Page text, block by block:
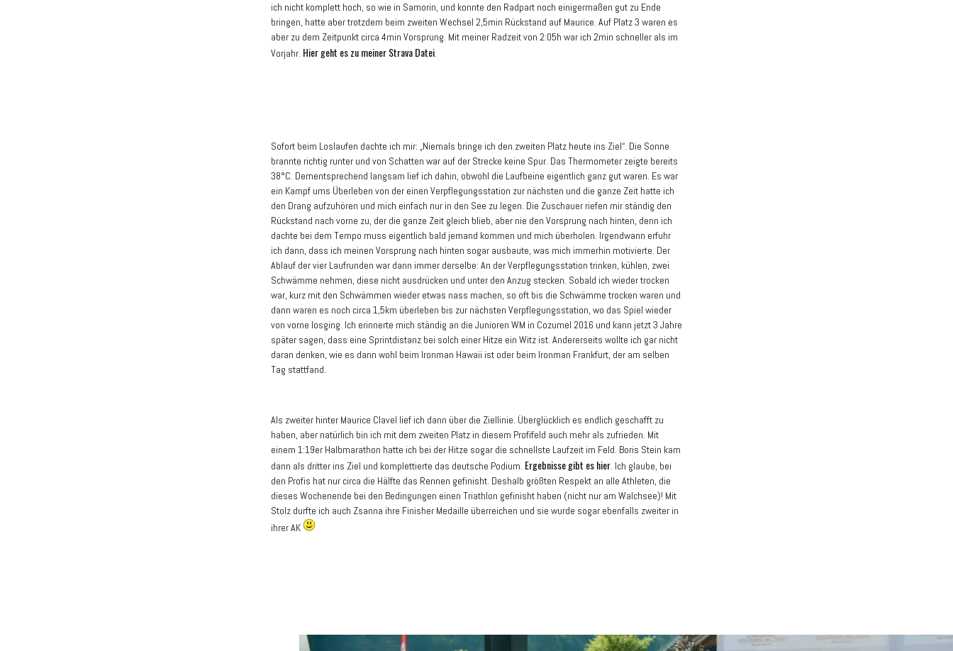
ich nicht komplett hoch, so wie in Samorin, und konnte den Radpart noch einigermaßen gut zu Ende
bringen, hatte aber trotzdem beim zweiten Wechsel 2,5min Rückstand auf Maurice. Auf Platz 3 waren es
aber zu dem Zeitpunkt circa 4min Vorsprung. Mit meiner Radzeit von 2:05h war ich 2min schneller als im
Vorjahr. Hier geht es zu meiner Strava Datei.
Sofort beim Loslaufen dachte ich mir: „Niemals bringe ich den zweiten Platz heute ins Ziel“. Die Sonne
brannte richtig runter und von Schatten war auf der Strecke keine Spur. Das Thermometer zeigte bereits
38°C. Dementsprechend langsam lief ich dahin, obwohl die Laufbeine eigentlich ganz gut waren. Es war
ein Kampf ums Überleben von der einen Verpflegungsstation zur nächsten und die ganze Zeit hatte ich
den Drang aufzuhören und mich einfach nur in den See zu legen. Die Zuschauer riefen mir ständig den
Rückstand nach vorne zu, der die ganze Zeit gleich blieb, aber nie den Vorsprung nach hinten, denn ich
dachte bei dem Tempo muss eigentlich bald jemand kommen und mich überholen. Irgendwann erfuhr
ich dann, dass ich meinen Vorsprung nach hinten sogar ausbaute, was mich immerhin motivierte. Der
Ablauf der vier Laufrunden war dann immer derselbe: An der Verpflegungsstation trinken, kühlen, zwei
Schwämme nehmen, diese nicht ausdrücken und unter den Anzug stecken. Sobald ich wieder trocken
war, kurz mit den Schwämmen wieder etwas nass machen, so oft bis die Schwämme trocken waren und
dann waren es noch circa 1,5km überleben bis zur nächsten Verpflegungsstation, wo das Spiel wieder
von vorne losging. Ich erinnerte mich ständig an die Junioren WM in Cozumel 2016 und kann jetzt 3 Jahre
später sagen, dass eine Sprintdistanz bei solch einer Hitze ein Witz ist. Andererseits wollte ich gar nicht
daran denken, wie es dann wohl beim Ironman Hawaii ist oder beim Ironman Frankfurt, der am selben
Tag stattfand.
Als zweiter hinter Maurice Clavel lief ich dann über die Ziellinie. Überglücklich es endlich geschafft zu
haben, aber natürlich bin ich mit dem zweiten Platz in diesem Profifeld auch mehr als zufrieden. Mit
einem 1:19er Halbmarathon hatte ich bei der Hitze sogar die schnellste Laufzeit im Feld. Boris Stein kam
dann als dritter ins Ziel und komplettierte das deutsche Podium. Ergebnisse gibt es hier. Ich glaube, bei
den Profis hat nur circa die Hälfte das Rennen gefinisht. Deshalb größten Respekt an alle Athleten, die
dieses Wochenende bei den Bedingungen einen Triathlon gefinisht haben (nicht nur am Walchsee)! Mit
Stolz durfte ich auch Zsanna ihre Finisher Medaille überreichen und sie wurde sogar ebenfalls zweiter in
ihrer AK